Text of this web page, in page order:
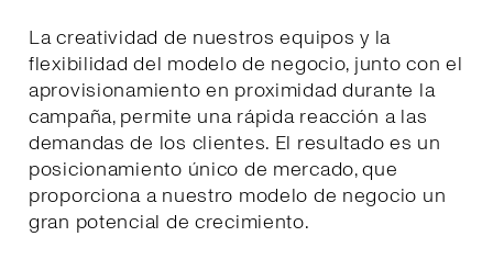
La creatividad de nuestros equipos y la
flexibilidad del modelo de negocio, junto con el
aprovisionamiento en proximidad durante la
campaña, permite una rápida reacción a las
demandas de los clientes. El resultado es un
posicionamiento único de mercado, que
proporciona a nuestro modelo de negocio un
gran potencial de crecimiento.